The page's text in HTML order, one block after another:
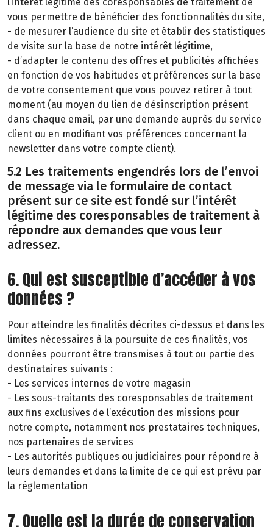
vous permettre de bénéficier des fonctionnalités du site,
- de mesurer l’audience du site et établir des statistiques
de visite sur la base de notre intérêt légitime,
- d’adapter le contenu des offres et publicités affichées
en fonction de vos habitudes et préférences sur la base
de votre consentement que vous pouvez retirer à tout
moment (au moyen du lien de désinscription présent
dans chaque email, par une demande auprès du service
client ou en modifiant vos préférences concernant la
newsletter dans votre compte client).
5.2 Les traitements engendrés lors de l’envoi
de message via le formulaire de contact
présent sur ce site est fondé sur l’intérêt
légitime des coresponsables de traitement à
répondre aux demandes que vous leur
adressez.
6. Qui est susceptible d’accéder à vos
données ?
Pour atteindre les finalités décrites ci-dessus et dans les
limites nécessaires à la poursuite de ces finalités, vos
données pourront être transmises à tout ou partie des
destinataires suivants :
- Les services internes de votre magasin
- Les sous-traitants des coresponsables de traitement
aux fins exclusives de l’exécution des missions pour
notre compte, notamment nos prestataires techniques,
nos partenaires de services
- Les autorités publiques ou judiciaires pour répondre à
leurs demandes et dans la limite de ce qui est prévu par
la réglementation
7. Quelle est la durée de conservation